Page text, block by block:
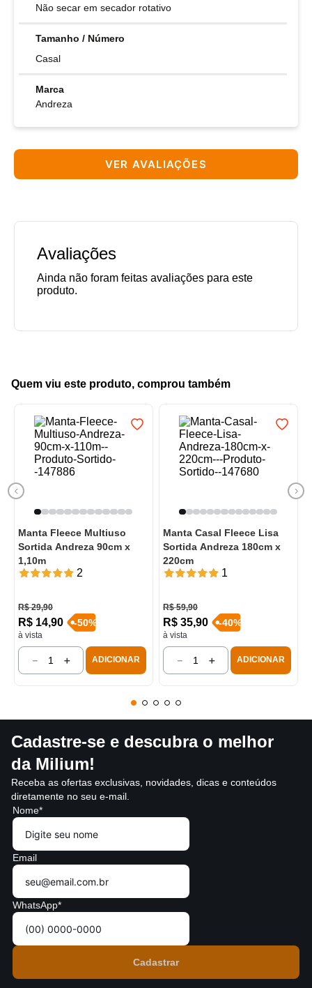
Não secar em secador rotativo
Tamanho / Número
Casal
Marca
Andreza
VER AVALIAÇÕES
Avaliações
Quem viu este produto, comprou também
Manta Fleece Multiuso
Sortida Andreza 90cm x
1,10m
2
R$ 29,90
R$ 14,90
à vista
-50%
＋
－ ADICIONAR
Manta Casal Fleece Lisa
Sortida Andreza 180cm x
220cm
1
R$ 59,90
R$ 35,90
à vista
-40%
＋
－ ADICIONAR
Cadastre-se e descubra o melhor
da Milium!
Receba as ofertas exclusivas, novidades, dicas e conteúdos
diretamente no seu e-mail.
Nome*
Email
WhatsApp*